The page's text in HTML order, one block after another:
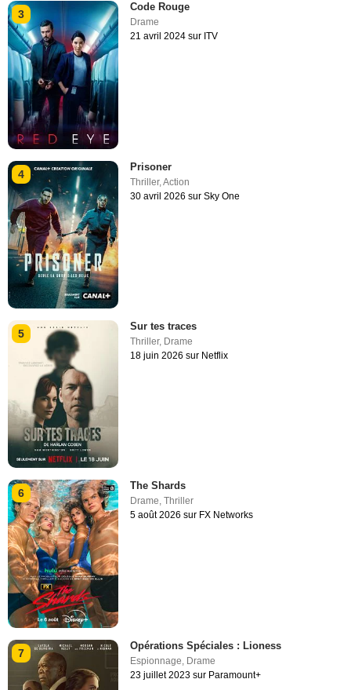
3
Code Rouge
Drame
21 avril 2024 sur ITV
4
Prisoner
Thriller,Action
30 avril 2026 sur Sky One
5
Sur tes traces
Thriller, Drame
18 juin 2026 sur Netflix
6
The Shards
Drame,Thriller
5 août 2026 sur FX Networks
7
Opérations Spéciales : Lioness
Espionnage Drame
23 juillet 2023 sur Paramount+